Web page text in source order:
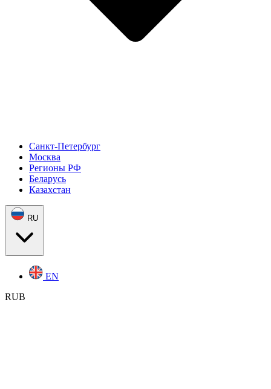
Санкт-Петербург
Москва
Регионы РФ
Беларусь
Казахстан
RU
EN
RUB